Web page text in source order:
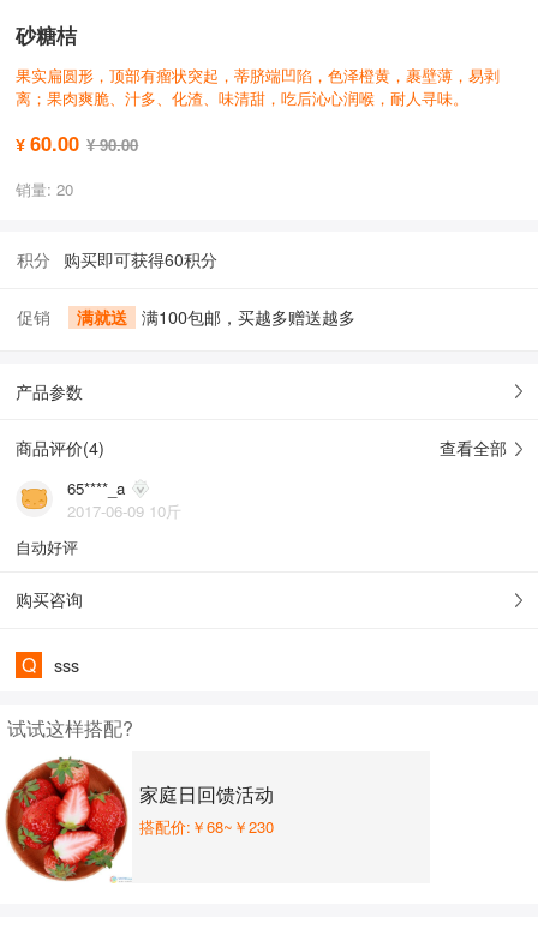
砂糖桔
果实扁圆形，顶部有瘤状突起，蒂脐端凹陷，色泽橙黄，裹壁薄，易剥
离；果肉爽脆、汁多、化渣、味清甜，吃后沁心润喉，耐人寻味。
¥60.00 ¥ 90.00
销量: 20
积分 购买即可获得60积分
促销 满就送 满100包邮，买越多赠送越多
产品参数
商品评价(4) 查看全部
65****_a
2017-06-09 10斤
自动好评
购买咨询
Q sss
试试这样搭配?
家庭日回馈活动
搭配价:￥68~￥230